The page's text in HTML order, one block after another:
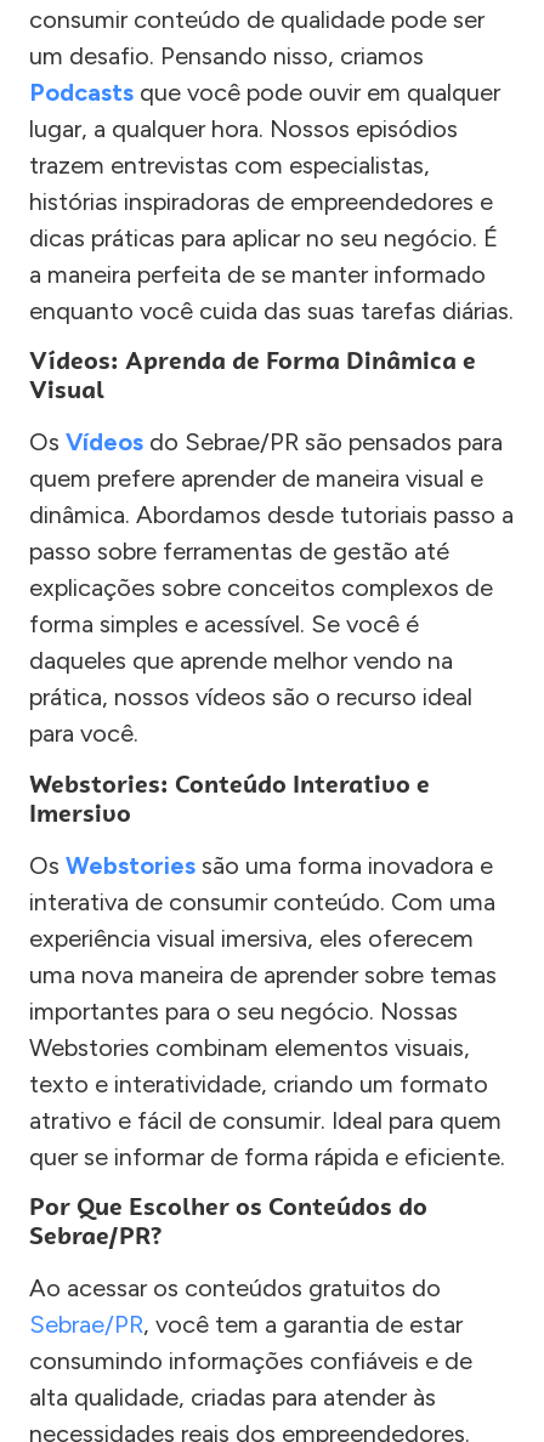
consumir conteúdo de qualidade pode ser
um desafio. Pensando nisso, criamos
Podcasts que você pode ouvir em qualquer
lugar, a qualquer hora. Nossos episódios
trazem entrevistas com especialistas,
histórias inspiradoras de empreendedores e
dicas práticas para aplicar no seu negócio. É
a maneira perfeita de se manter informado
enquanto você cuida das suas tarefas diárias.
Vídeos: Aprenda de Forma Dinâmica e
Visual
Os Vídeos do Sebrae/PR são pensados para
quem prefere aprender de maneira visual e
dinâmica. Abordamos desde tutoriais passo a
passo sobre ferramentas de gestão até
explicações sobre conceitos complexos de
forma simples e acessível. Se você é
daqueles que aprende melhor vendo na
prática, nossos vídeos são o recurso ideal
para você.
Webstories: Conteúdo Interativo e
Imersivo
Os Webstories são uma forma inovadora e
interativa de consumir conteúdo. Com uma
experiência visual imersiva, eles oferecem
uma nova maneira de aprender sobre temas
importantes para o seu negócio. Nossas
Webstories combinam elementos visuais,
texto e interatividade, criando um formato
atrativo e fácil de consumir. Ideal para quem
quer se informar de forma rápida e eficiente.
Por Que Escolher os Conteúdos do
Sebrae/PR?
Ao acessar os conteúdos gratuitos do
Sebrae/PR, você tem a garantia de estar
consumindo informações confiáveis e de
alta qualidade, criadas para atender às
necessidades reais dos empreendedores.